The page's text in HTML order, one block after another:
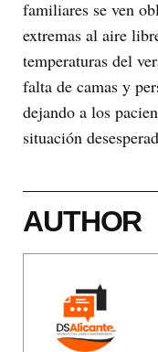
familiares se ven
extremas al aire
temperaturas del
falta de camas y
dejando a los
situación
AUTHOR